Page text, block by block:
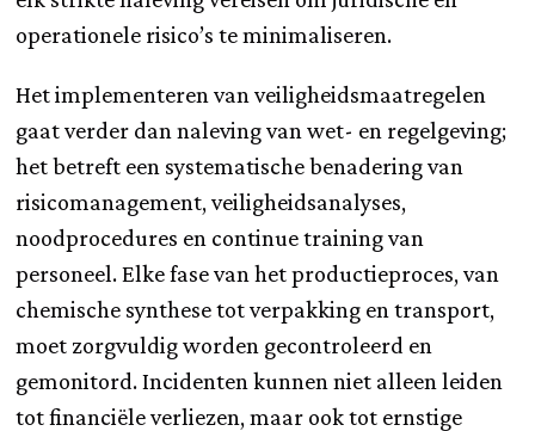
operationele risico’s te minimaliseren.
Het implementeren van veiligheidsmaatregelen
gaat verder dan naleving van wet- en regelgeving;
het betreft een systematische benadering van
risicomanagement, veiligheidsanalyses,
noodprocedures en continue training van
personeel. Elke fase van het productieproces, van
chemische synthese tot verpakking en transport,
moet zorgvuldig worden gecontroleerd en
gemonitord. Incidenten kunnen niet alleen leiden
tot financiële verliezen, maar ook tot ernstige